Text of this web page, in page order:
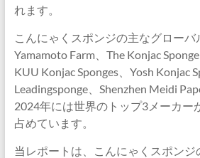
れます。
こんにゃくスポンジの主なグローバ
Yamamoto Farm、The Konjac
KUU Konjac Sponges、Yosh Konjac
Leadingsponge、Shenzhen Meidi
2024年には世界のトップ3メーカー
占めています。
当レポートは、こんにゃくスポンジ